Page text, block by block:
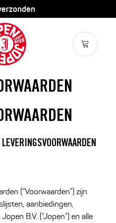
(“Voorwaarden”) zijn
aanbiedingen,
B.V. (“Jopen”) en alle